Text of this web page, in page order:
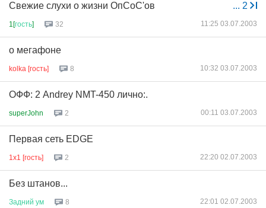
... 2
Свежие слухи о жизни ОпСоС'ов
1[гость] 32 11:25 03.07.2003
о мегафоне
kolka [гость] 8 10:32 03.07.2003
ОФФ: 2 Andrey NMT-450 лично:.
superJohn 2 00:11 03.07.2003
Первая сеть EDGE
1x1 [гость] 2 22:20 02.07.2003
Без штанов...
Задний ум 8 22:01 02.07.2003